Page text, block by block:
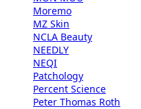
Moremo
MZ Skin
NCLA Beauty
NEEDLY
NEQI
Patchology
Percent Science
Peter Thomas Roth